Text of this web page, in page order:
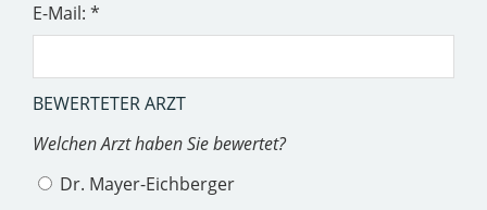
E-Mail: *
BEWERTETER ARZT
Welchen Arzt haben Sie bewertet?
Dr. Mayer-Eichberger